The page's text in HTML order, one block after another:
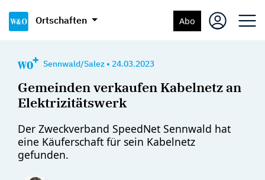
Ortschaften Abo
Sennwald/Salez • 24.03.2023
Gemeinden verkaufen Kabelnetz an
Elektrizitätswerk
Der Zweckverband SpeedNet Sennwald hat
eine Käuferschaft für sein Kabelnetz
gefunden.